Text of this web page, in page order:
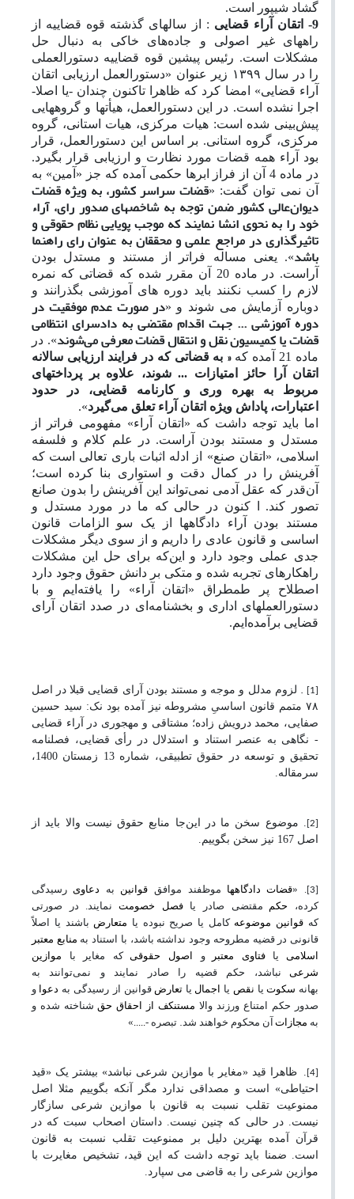
گشاد شیپور است.
9- اتقان آراء قضایی
: از سالهای گذشته قوه قضاییه از
راههای غیر اصولی و جاده‌های خاکی به دنبال حل
مشکلات است. رئیس پیشین قوه قضاییه دستورالعملی
را در سال ۱۳۹۹ زیر عنوان «دستورالعمل ارزیابی اتقان
آراء قضایی» امضا کرد که ظاهرا تاکنون چندان -یا اصلا-
اجرا نشده است. در این دستورالعمل، هیأتها و گروههایی
پیش‌بینی شده است: هیات مرکزی، هیات استانی، گروه
مرکزی، گروه استانی. بر اساس این دستورالعمل، قرار
بود آراء همه قضات مورد نظارت و ارزیابی قرار بگیرد.
در ماده 4 آن از فراز ابرها حکمی آمده که جز «آمین» به
آن نمی توان گفت: «قضات سراسر کشور، به ویژه قضات
دیوان‌عالی کشور ضمن توجه به شاخصهای صدور رای، آراء
خود را به نحوی انشا نمایند که موجب پویایی نظام حقوقی و
تاثیرگذاری در مراجع علمی و محققان به عنوان رای راهنما
باشد». یعنی مساله فراتر از مستند و مستدل بودن
آراست. در ماده 20 آن مقرر شده که قضاتی که نمره
لازم را کسب نکنند باید دوره های آموزشی بگذرانند و
دوباره آزمایش می شوند و «در صورت عدم موفقیت در
دوره آموزشی ... جهت اقدام مقتضی به دادسرای انتظامی
قضات یا کمیسیون نقل و انتقال قضات معرفی می‌شوند». در
ماده 21 آمده که
« به قضاتی که در فرایند ارزیابی سالانه
اتقان آرا حائز امتیازات ... شوند، علاوه بر پرداختهای
مربوط به بهره وری و کارنامه قضایی، در حدود
اعتبارات، پاداش ویژه اتقان آراء تعلق می‌گیرد».
اما باید توجه داشت که «اتقان آراء» مفهومی فراتر از
مستدل و مستند بودن آراست. در علم کلام و فلسفه
اسلامی، «اتقان صنع» از ادله اثبات باری تعالی است که
آفرینش را در کمال دقت و استواری بنا کرده است؛
آن‌قدر که عقل آدمی نمی‌تواند این آفرینش را بدون صانع
تصور کند. ا کنون در حالی که ما در مورد مستدل و
مستند بودن آراء دادگاهها از یک سو الزامات قانون
اساسی و قانون عادی را داریم و از سوی دیگر مشکلات
جدی عملی وجود دارد و این‌که برای حل این مشکلات
راهکارهای تجربه شده و متکی بر دانش حقوق وجود دارد
اصطلاح پر طمطراق «اتقان آراء» را یافته‌ایم و با
دستورالعملهای اداری و بخشنامه‌ای در صدد اتقان آرای
قضایی برآمده ایم.
[1]
. لزوم مدلل و موجه و مستند بودن آرای قضایی قبلا در اصل
۷۸ متمم قانون اساسیِ مشروطه نیز آمده بود نک: سید حسین
صفایی، محمد درویش زاده؛ مشتاقی و مهجوری در آراء قضایی
- نگاهی به عنصر استناد و استدلال در رأی قضایی، فصلنامه
تحقیق و توسعه در حقوق تطبیقی، شماره 13 زمستان 1400،
سرمقاله.
[2]
. موضوع سخن ما در این‌جا منابع حقوق نیست والا باید از
اصل 167 نیز سخن بگوییم.
[3]
. «قضات دادگاهها موظفند موافق قوانین به دعاوی رسیدگی
کرده،
حکم مقتضی صادر یا فصل خصومت
نمایند. در صورتی
که قوانین موضوعه کامل یا صریح نبوده یا متعارض باشند یا اصلاً
قانونی در قضیه مطروحه وجود نداشته باشد، با استناد به منابع معتبر
اسلامی
یا فتاوی معتبر و اصول حقوقی که مغایر با
موازین
شرعی
نباشد، حکم قضیه را صادر نمایند و نمی‌توانند به
بهانه سکوت یا نقص یا اجمال یا تعارض قوانین از رسیدگی به دعوا و
صدور حکم امتناع ورزند والا مستنکف از احقاق حق شناخته شده و
به مجازات آن محکوم خواهند شد. تبصره -.....
»
[4]
. ظاهرا قید «مغایر با موازین شرعی نباشد» بیشتر یک «قید
احتیاطی» است و مصداقی ندارد مگر آنکه بگوییم مثلا اصل
ممنوعیت تقلب نسبت به قانون با موازین شرعی سازگار
نیست. در حالی که چنین نیست. داستان اصحاب سبت که در
قرآن آمده بهترین دلیل بر ممنوعیت تقلب نسبت به قانون
است. ضمنا باید توجه داشت که این قید، تشخیص مغایرت با
موازین شرعی را به قاضی می سپارد.